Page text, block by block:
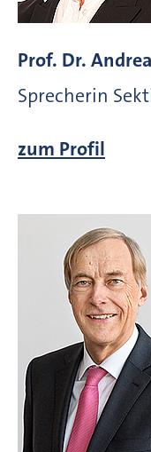
Prof. Dr.
Sprecherin
zum Profil